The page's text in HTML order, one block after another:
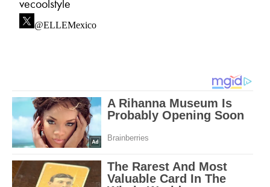
vecoolstyle
@ELLEMexico